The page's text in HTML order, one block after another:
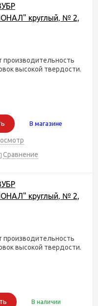
круглый, № 2,
производительность
высокой твердости.
В магазине
Сравнение
круглый, № 2,
производительность
высокой твердости.
В наличии